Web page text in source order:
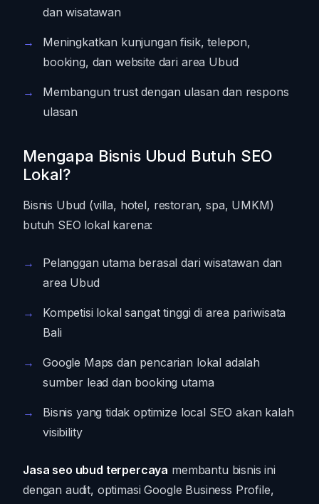
dan wisatawan
Meningkatkan kunjungan fisik, telepon,
booking, dan website dari area Ubud
Membangun trust dengan ulasan dan respons
ulasan
Mengapa Bisnis Ubud Butuh SEO
Lokal?
Bisnis Ubud (villa, hotel, restoran, spa, UMKM)
butuh SEO lokal karena:
Pelanggan utama berasal dari wisatawan dan
area Ubud
Kompetisi lokal sangat tinggi di area pariwisata
Bali
Google Maps dan pencarian lokal adalah
sumber lead dan booking utama
Bisnis yang tidak optimize local SEO akan kalah
visibility
Jasa seo ubud terpercaya membantu bisnis ini
dengan audit, optimasi Google Business Profile,